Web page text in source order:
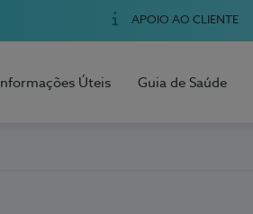
APOIO AO CLIENTE
Informações Úteis Guia de Saúde